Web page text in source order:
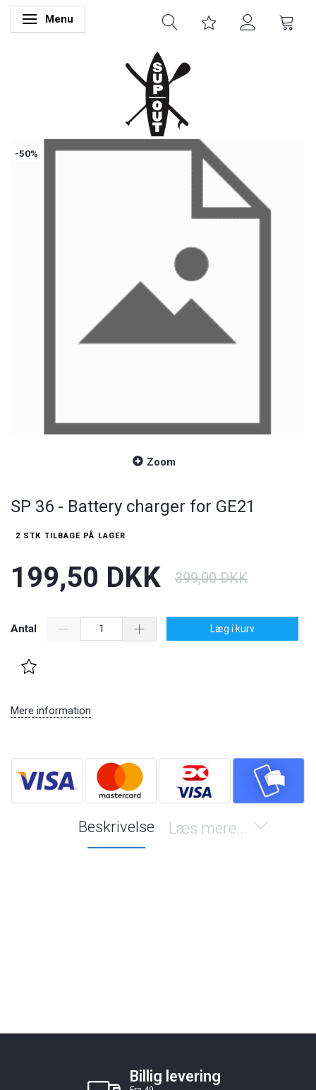
Skifte navigation
Menu
-50%
Zoom
SP 36 - Battery charger for GE21
2 STK TILBAGE PÅ LAGER
199,50 DKK 399,00 DKK
Antal Læg i kurv
Mere information
Læs mere...
Beskrivelse
Billig levering